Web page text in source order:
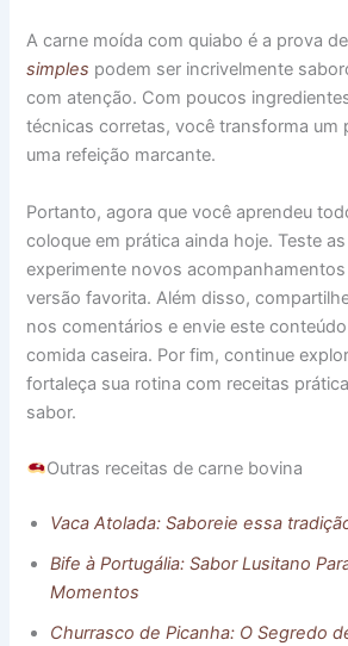
A carne moída com quiabo é a prova
simples podem ser incrivelmente
com atenção. Com poucos
técnicas corretas, você transforma um
uma refeição marcante.
Portanto, agora que você aprendeu
coloque em prática ainda hoje. Teste
experimente novos
versão favorita. Além disso,
nos comentários e envie este
comida caseira. Por fim, continue
fortaleça sua rotina com receitas
sabor.
Outras receitas de carne bovina
Vaca Atolada: Saboreie essa
Bife à Portugália: Sabor Lusitano
Momentos
Churrasco de Picanha: O Segredo